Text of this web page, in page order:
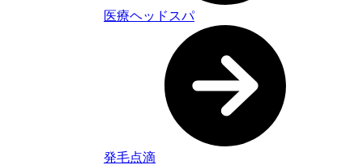
医療ヘッドスパ
発毛点滴